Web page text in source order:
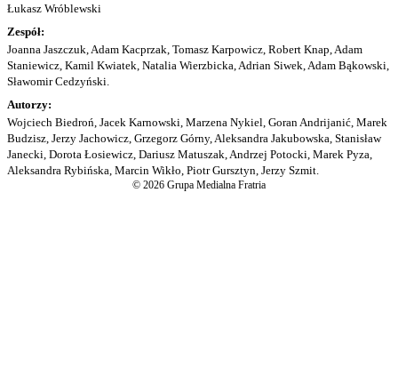
Łukasz Wróblewski
Zespół:
Joanna Jaszczuk, Adam Kacprzak, Tomasz Karpowicz, Robert Knap, Adam
Staniewicz, Kamil Kwiatek, Natalia Wierzbicka, Adrian Siwek, Adam Bąkowski,
Sławomir Cedzyński.
Autorzy:
Wojciech Biedroń, Jacek Karnowski, Marzena Nykiel, Goran Andrijanić, Marek
Budzisz, Jerzy Jachowicz, Grzegorz Górny, Aleksandra Jakubowska, Stanisław
Janecki, Dorota Łosiewicz, Dariusz Matuszak, Andrzej Potocki, Marek Pyza,
Aleksandra Rybińska, Marcin Wikło, Piotr Gursztyn, Jerzy Szmit.
© 2026 Grupa Medialna Fratria